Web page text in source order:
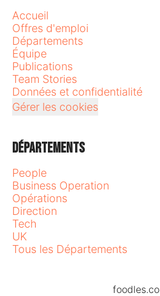
Accueil
Offres d'emploi
Départements
Équipe
Publications
Team Stories
Données et confidentialité
Gérer les cookies
Départements
People
Business Operation
Opérations
Direction
Tech
UK
Tous les Départements
foodles.co